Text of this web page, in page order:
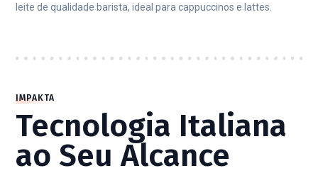
leite de qualidade barista, ideal para cappuccinos e lattes.
IMPAKTA
Tecnologia Italiana
ao Seu Alcance